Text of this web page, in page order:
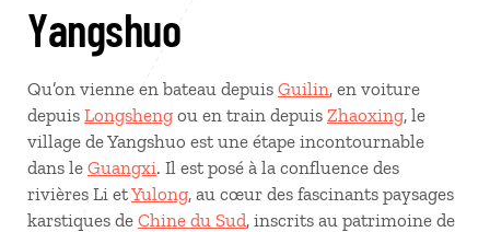
Yangshuo
Qu’on vienne en bateau depuis Guilin, en voiture
depuis Longsheng ou en train depuis Zhaoxing, le
village de Yangshuo est une étape incontournable
dans le Guangxi. Il est posé à la confluence des
rivières Li etYulong, au cœur des fascinants paysages
karstiques de Chine du Sud, inscrits au patrimoine de